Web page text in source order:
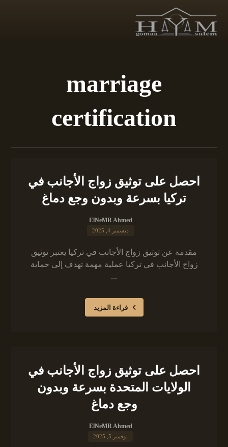
marriage
certification
احصل على توثيق زواج الأجانب في
تركيا بسرعة وبدون وجع دماغ
ElNeMR Ahmed
ديسمبر 4, 2025
مقدمة عن توثيق زواج الأجانب في تركيا يعتبر توثيق
زواج الأجانب في تركيا عملية مهمة تهدف إلى حماية
...
قراءة المزيد
احصل على توثيق زواج الأجانب في
الولايات المتحدة بسرعة وبدون
وجع دماغ
ElNeMR Ahmed
نوفمبر 5, 2025